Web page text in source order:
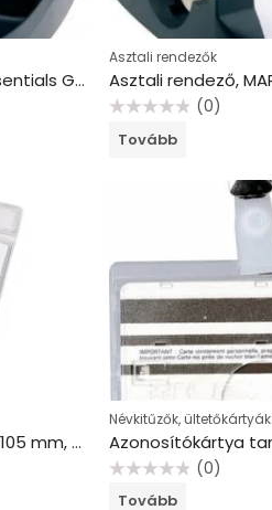
Asztali rendező, MAPED “Essentials Green Compact Office”
Asztali rendezők
(0)
Tovább
Azonosítókártya tartó, 60×105 mm, hajlékony, függőleges, DONAU
Névkitűzők, ültetőkártyák
(0)
Tovább